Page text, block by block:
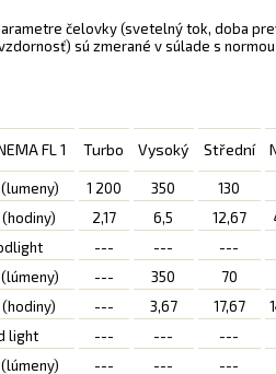
čelovky (svetelný tok, doba
sú zmerané v súlade s normou
FL 1 Turbo Vysoký Střední
1 200 350 130
2,17 6,5 12,67
--- --- ---
--- 350 70
--- 3,67 17,67
light
--- --- ---
--- --- ---